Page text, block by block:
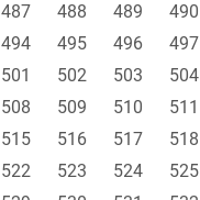
487 488 489 490
494 495 496 497
501 502 503 504
508 509 510 511
515 516 517 518
522 523 524 525